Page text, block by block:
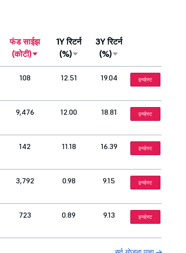
फंड साईझ
(कोटी)
1Y रिटर्न
(%)
3Y रिटर्न
(%)
108 12.51 19.04 इन्व्हेस्ट
9,476 12.00 18.81 इन्व्हेस्ट
142 11.18 16.39 इन्व्हेस्ट
3,792 0.98 9.15 इन्व्हेस्ट
723 0.89 9.13 इन्व्हेस्ट